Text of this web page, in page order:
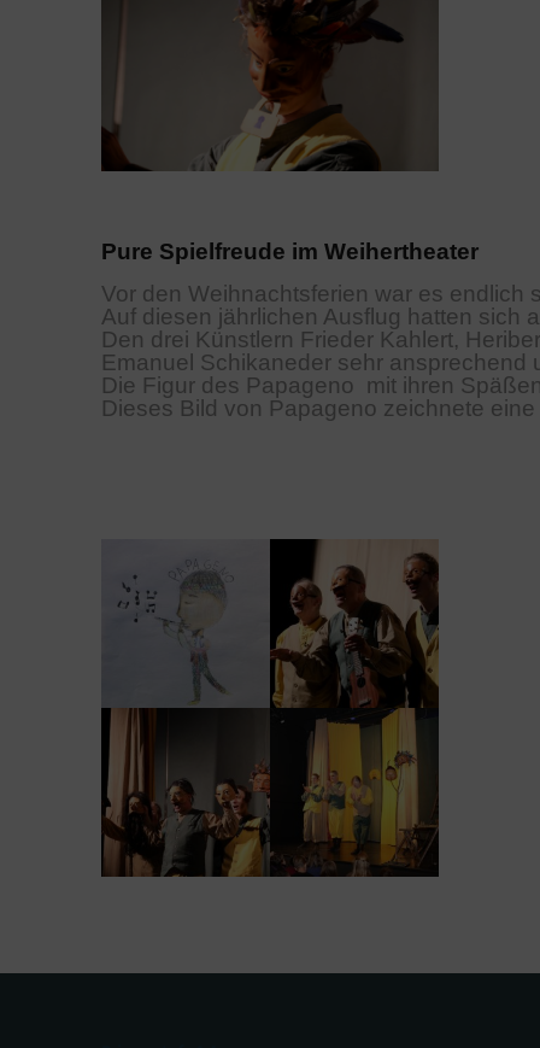
Pure Spielfreude im Weihertheater
Vor den Weihnachtsferien war es
Auf diesen jährlichen Ausflug hatten sich
Den drei Künstlern Frieder Kahlert,
Emanuel Schikaneder sehr ansprechend
Die Figur des Papageno  mit ihren
Dieses Bild von Papageno zeichnete